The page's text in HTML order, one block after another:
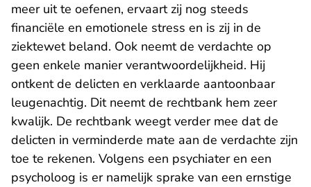
meer uit te oefenen, ervaart zij nog steeds
financiële en emotionele stress en is zij in de
ziektewet beland. Ook neemt de verdachte op
geen enkele manier verantwoordelijkheid. Hij
ontkent de delicten en verklaarde aantoonbaar
leugenachtig. Dit neemt de rechtbank hem zeer
kwalijk. De rechtbank weegt verder mee dat de
delicten in verminderde mate aan de verdachte zijn
toe te rekenen. Volgens een psychiater en een
psycholoog is er namelijk sprake van een ernstige